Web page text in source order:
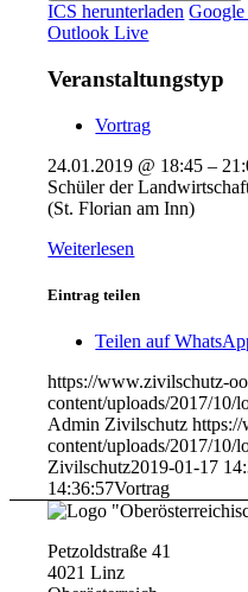
ICS herunterladen
Outlook Live
Veranstaltungstyp
Vortrag
24.01.2019 @ 18:45 –
Schüler der
(St. Florian am Inn)
Weiterlesen
Eintrag teilen
Teilen auf
https://www.zivilschutz-
content/uploads/2017/10/
Admin Zivilschutz
content/uploads/2017/10/
Zivilschutz2019-01-17
14:36:57Vortrag
Petzoldstraße 41
4021 Linz